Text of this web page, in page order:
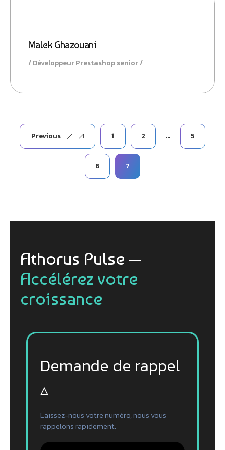
Malek Ghazouani
Développeur Prestashop senior
Previous 1 2 … 5
6 7
Athorus Pulse —
Accélérez votre
croissance
Demande de rappel
▵
Laissez-nous votre numéro, nous vous
rappelons rapidement.